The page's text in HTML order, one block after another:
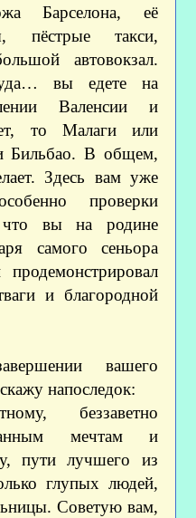
Барселона, её
пёстрые такси,
автовокзал.
вы едете на
Валенсии и
то Малаги или
Бильбао. В общем,
Здесь вам уже
проверки
что вы на родине
самого сеньора
и благородной
вашего
напоследок:
беззаветно
мечтам и
пути лучшего из
глупых людей,
Советую вам,